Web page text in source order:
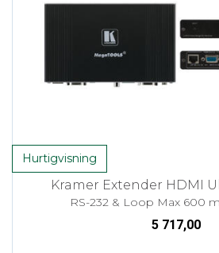
Hurtigvisning
Kramer Extender HDMI
RS-232 & Loop Max 600
5 717,00